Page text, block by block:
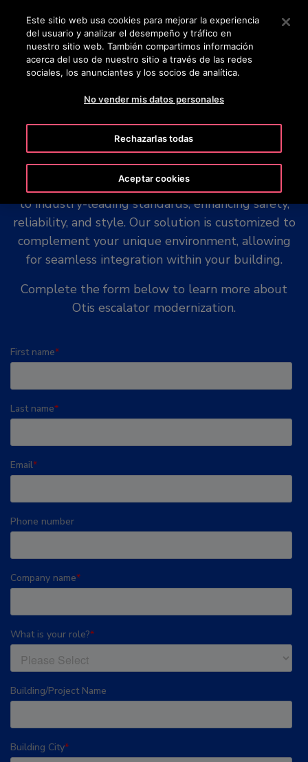
Pulse Intro para saltar al contenido principal
BUSCAR
Escalator modernization
Escalator modernization brings your escalator up
to industry-leading standards; enhancing safety,
reliability, and style. Our solution is customized to
complement your unique environment, allowing
for seamless integration within your building.
Complete the form below to learn more about
Otis escalator modernization.
Este sitio web usa cookies para mejorar la experiencia
del usuario y analizar el desempeño y tráfico en
nuestro sitio web. También compartimos información
acerca del uso de nuestro sitio a través de las redes
sociales, los anunciantes y los socios de analítica.
No vender mis datos personales
Rechazarlas todas
Aceptar cookies